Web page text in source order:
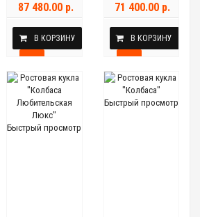
87 480.00 р.
В КОРЗИНУ
71 400.00 р.
В КОРЗИНУ
Быстрый просмотр
Быстрый просмотр